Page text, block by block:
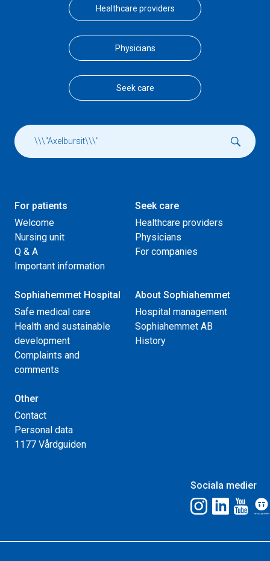
Healthcare providers
Physicians
Seek care
For patients
Welcome
Nursing unit
Q & A
Important information
Seek care
Healthcare providers
Physicians
For companies
Sophiahemmet Hospital
Safe medical care
Health and sustainable
development
Complaints and
comments
About Sophiahemmet
Hospital management
Sophiahemmet AB
History
Other
Contact
Personal data
1177 Vårdguiden
Sociala medier